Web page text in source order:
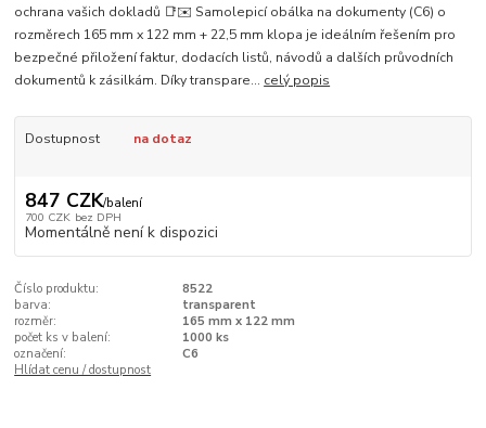
ochrana vašich dokladů 📑✉️ Samolepicí obálka na dokumenty (C6) o
rozměrech 165 mm x 122 mm + 22,5 mm klopa je ideálním řešením pro
bezpečné přiložení faktur, dodacích listů, návodů a dalších průvodních
dokumentů k zásilkám. Díky transpare... celý popis
Dostupnost na dotaz
847 CZK/balení
700 CZK bez DPH
Momentálně není k dispozici
Číslo produktu:
8522
barva:
transparent
rozměr:
165 mm x 122 mm
počet ks v balení:
1000 ks
označení:
C6
Hlídat cenu / dostupnost